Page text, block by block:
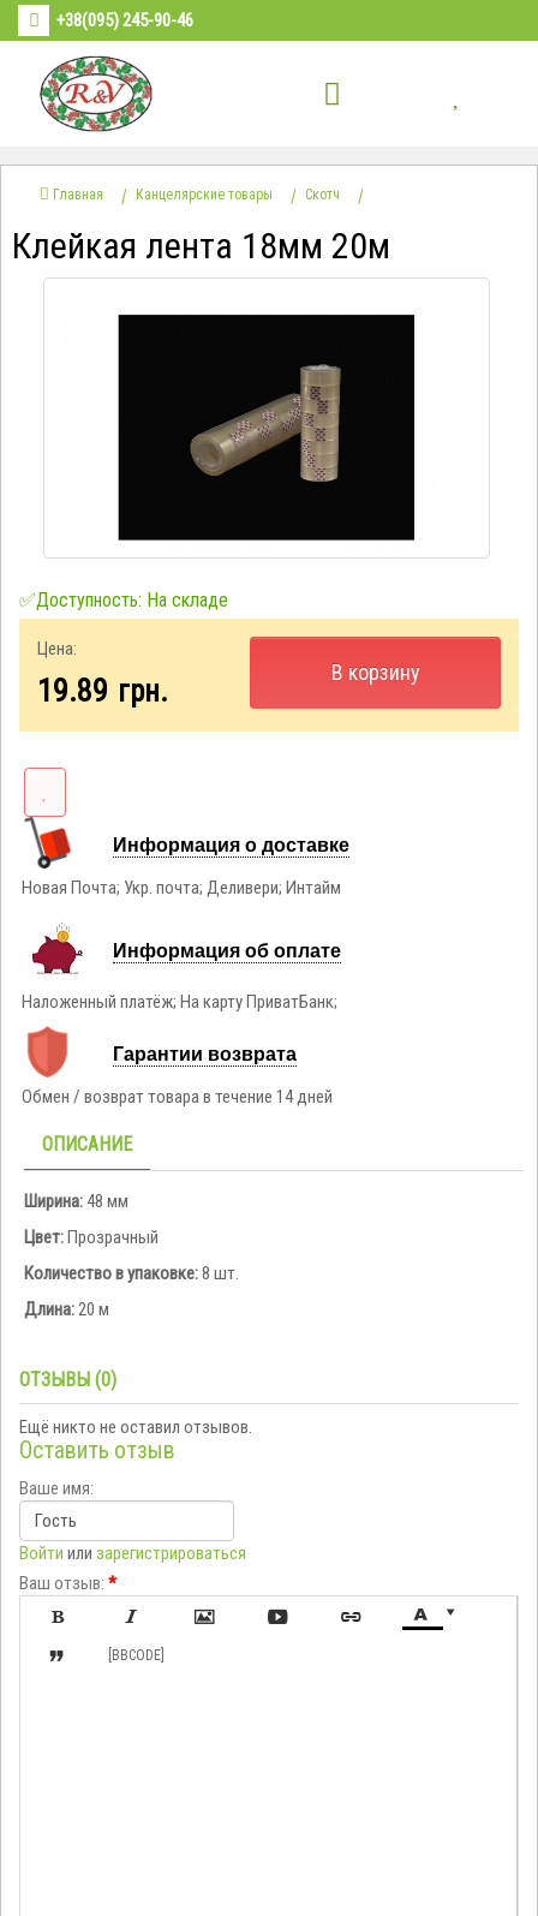
+38(095) 245-90-46
Главная Канцелярские товары Скотч
Клейкая лента 18мм 20м
✅Доступность: На складе
Цена:
19.89 грн.
В корзину
Информация о доставке
Новая Почта; Укр. почта; Деливери; Интайм
Информация об оплате
Наложенный платёж; На карту ПриватБанк;
Гарантии возврата
Обмен / возврат товара в течение 14 дней
ОПИСАНИЕ
Ширина:48 мм
Цвет:Прозрачный
Количество в упаковке:8 шт.
Длина: 20 м
ОТЗЫВЫ (0)
Ещё никто не оставил отзывов.
Оставить отзыв
Ваше имя:
Войти или зарегистрироваться
Ваш отзыв: *

     
 [BBCODE]